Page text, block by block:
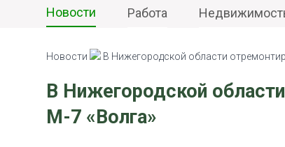
Новости Работа
Новости В Нижегородской области
В Нижегородской
М-7 «Волга»